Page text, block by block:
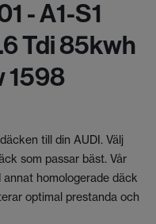
- A1-S1
Tdi 85kwh
1598
till din AUDI. Välj
som passar bäst. Vår
homologerade däck
optimal prestanda och